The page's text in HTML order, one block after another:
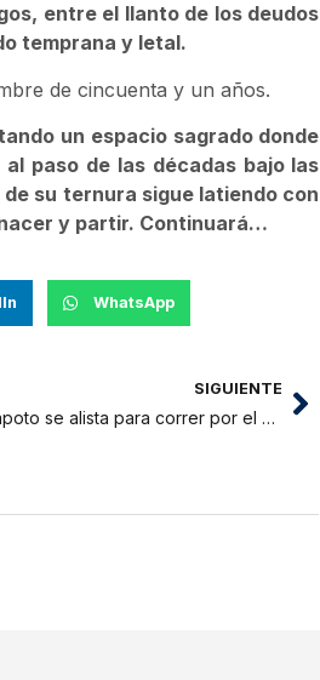
entre el llanto de los deudos
temprana y letal.
de cincuenta y un años.
un espacio sagrado donde
paso de las décadas bajo las
su ternura sigue latiendo con
y partir. Continuará…
WhatsApp
SIGUIENTE
Carrera FAP 7K: Tarapoto se alista para correr por el deporte, la salud y la sana competencia